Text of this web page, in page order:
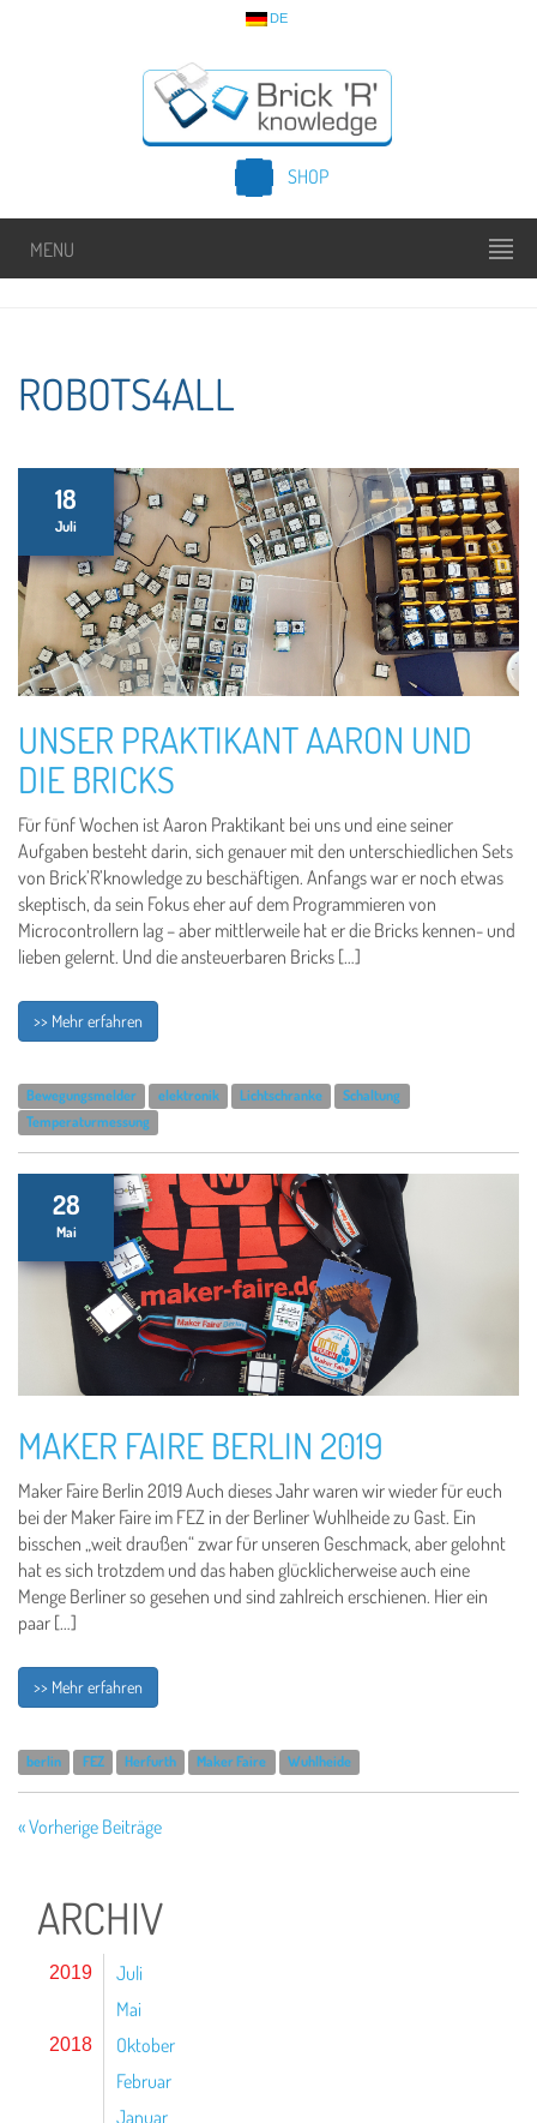
DE
SHOP
MENU
ROBOTS4ALL
18
Juli
UNSER PRAKTIKANT AARON UND
DIE BRICKS
Für fünf Wochen ist Aaron Praktikant bei uns und eine seiner
Aufgaben besteht darin, sich genauer mit den unterschiedlichen Sets
von Brick’R’knowledge zu beschäftigen. Anfangs war er noch etwas
skeptisch, da sein Fokus eher auf dem Programmieren von
Microcontrollern lag – aber mittlerweile hat er die Bricks kennen- und
lieben gelernt. Und die ansteuerbaren Bricks […]
>> Mehr erfahren
Bewegungsmelder elektronik Lichtschranke
Schaltung
Temperaturmessung
28
Mai
MAKER FAIRE BERLIN 2019
Maker Faire Berlin 2019 Auch dieses Jahr waren wir wieder für euch
bei der Maker Faire im FEZ in der Berliner Wuhlheide zu Gast. Ein
bisschen „weit draußen“ zwar für unseren Geschmack, aber gelohnt
hat es sich trotzdem und das haben glücklicherweise auch eine
Menge Berliner so gesehen und sind zahlreich erschienen. Hier ein
paar […]
>> Mehr erfahren
berlin FEZ Herfurth Maker Faire Wuhlheide
« Vorherige Beiträge
ARCHIV
2019
Juli
Mai
2018
Oktober
Februar
Januar